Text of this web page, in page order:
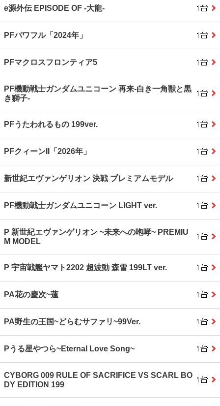
e源外伝 EPISODE OF ‐大龍‐
PFパワフル「2024年」
PFマクロスフロンティア5
PF機動戦士ガンダムユニコーン 再来‐白き一角獣と黒
き獅子‐
PFうたわれるもの 199ver.
PFクィーンII「2026年」
新世紀エヴァンゲリオン 決戦 プレミアムモデル
PF機動戦士ガンダムユニコーン LIGHT ver.
P 新世紀エヴァンゲリオン ~未来への咆哮~ PREMIU
M MODEL
P 宇宙戦艦ヤマト2202 超波動 森雪 199LT ver.
PA花の慶次~蓮
PA野生の王国~どらむサファリ~99Ver.
Pうる星やつら~Eternal Love Song~
CYBORG 009 RULE OF SACRIFICE VS SCARL BO
DY EDITION 199